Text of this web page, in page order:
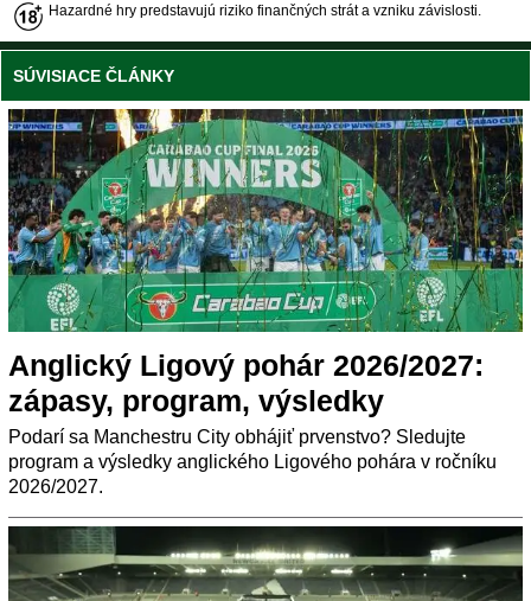
Hazardné hry predstavujú riziko finančných strát a vzniku závislosti.
SÚVISIACE ČLÁNKY
Anglický Ligový pohár 2026/2027:
zápasy, program, výsledky
Podarí sa Manchestru City obhájiť prvenstvo? Sledujte
program a výsledky anglického Ligového pohára v ročníku
2026/2027.